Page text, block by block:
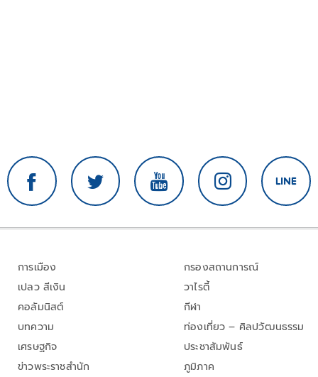
การเมือง
เปลว สีเงิน
คอลัมนิสต์
บทความ
เศรษฐกิจ
ข่าวพระราชสำนัก
กรองสถานการณ์
วาไรตี้
กีฬา
ท่องเที่ยว – ศิลปวัฒนธรรม
ประชาสัมพันธ์
ภูมิภาค